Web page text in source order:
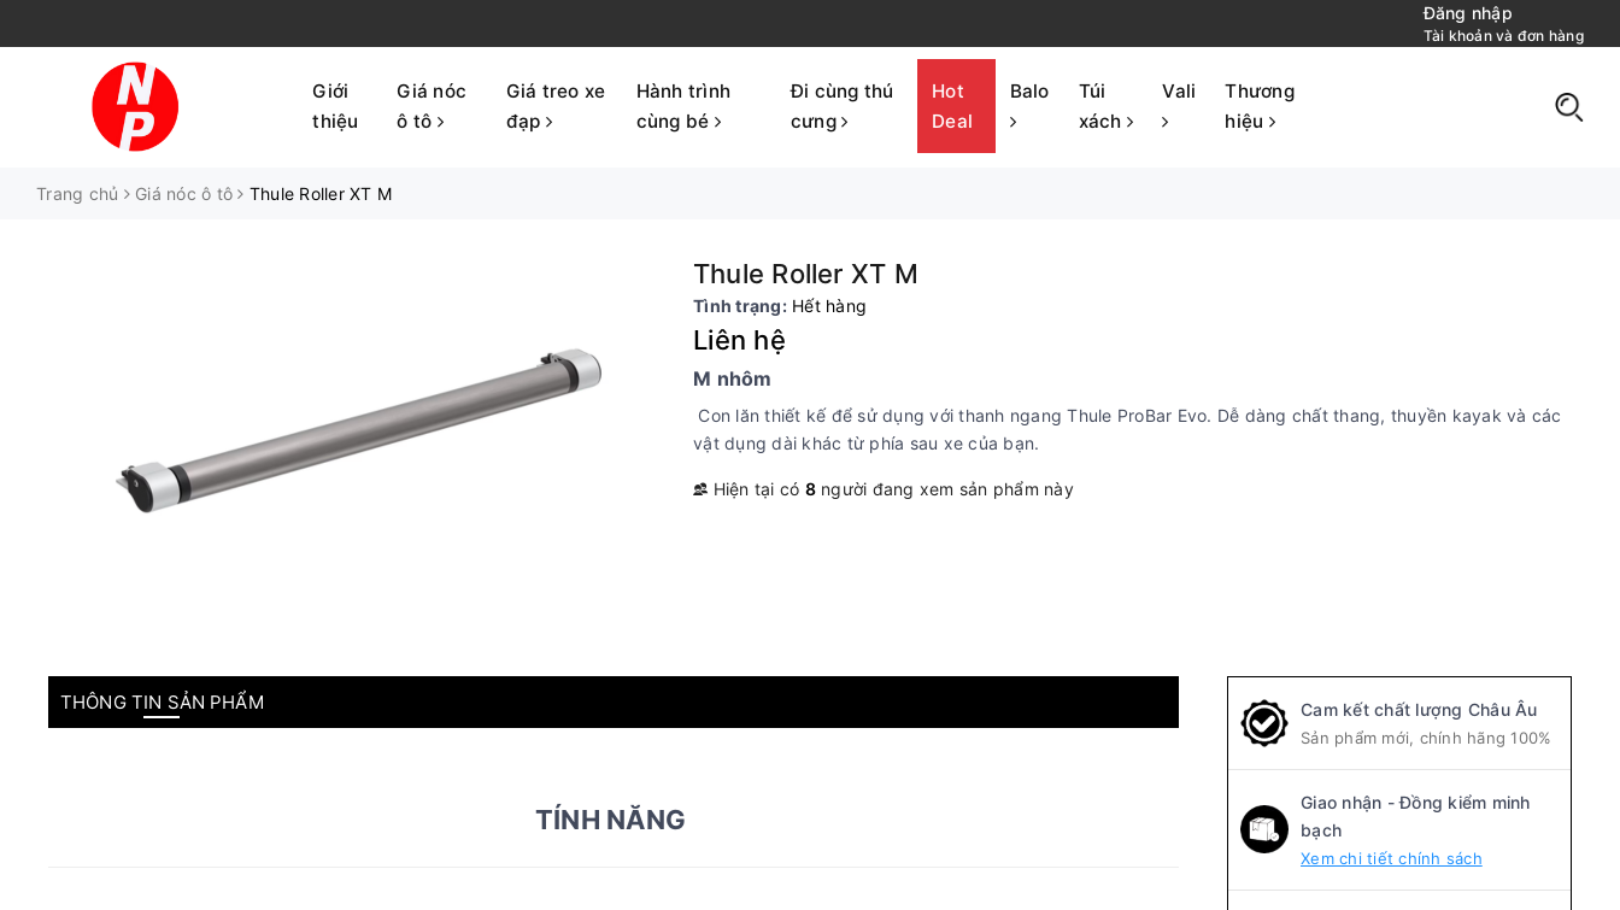
Đăng nhập
Tài khoản và đơn hàng
Giới
thiệu
Giá nóc
ô tô
Giá treo xe
đạp
Hành trình
cùng bé
Đi cùng thú
cưng
Hot
Deal
Balo
Túi
xách
Vali
Thương
hiệu
Trang chủ Giá nóc ô tô Thule Roller XT M
Thule Roller XT M
Tình trạng: Hết hàng
Liên hệ
M nhôm
Con lăn thiết kế để sử dụng với thanh ngang Thule ProBar Evo. Dễ dàng chất thang, thuyền kayak và các
vật dụng dài khác từ phía sau xe của bạn.
Hiện tại có 8người đang xem sản phẩm này
THÔNG TIN SẢN PHẨM
TÍNH NĂNG
Cam kết chất lượng Châu Âu
Sản phẩm mới, chính hãng 100%
Giao nhận - Đồng kiểm minh
bạch
Xem chi tiết chính sách